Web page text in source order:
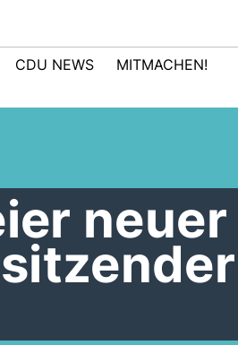
CDU NEWS MITMACHEN!
neuer